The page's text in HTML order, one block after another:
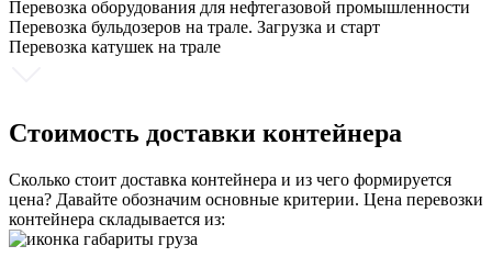
Перевозка оборудования для нефтегазовой промышленности
Перевозка бульдозеров на трале. Загрузка и старт
Перевозка катушек на трале
Стоимость доставки контейнера
Сколько стоит доставка контейнера и из чего формируется
цена? Давайте обозначим основные критерии. Цена перевозки
контейнера складывается из: